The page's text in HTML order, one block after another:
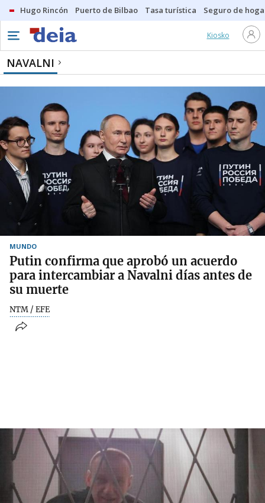
Hugo Rincón Puerto de Bilbao Tasa turística Seguro de
Kiosko
NAVALNI
MUNDO
Putin confirma que aprobó un acuerdo
para intercambiar a Navalni días antes de
su muerte
NTM / EFE